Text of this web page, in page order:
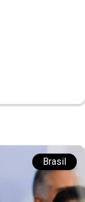
Brasil